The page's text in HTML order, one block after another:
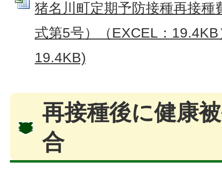
猪名川町定期予防接種再接種
式第5号）（EXCEL：
19.4KB)
再接種後に健康
合